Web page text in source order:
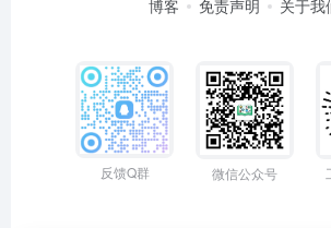
博客
免责声明 关于我
反馈Q群 微信公众号